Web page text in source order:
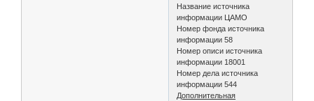
Название источника
информации ЦАМО
Номер фонда источника
информации 58
Номер описи источника
информации 18001
Номер дела источника
информации 544
Дополнительная